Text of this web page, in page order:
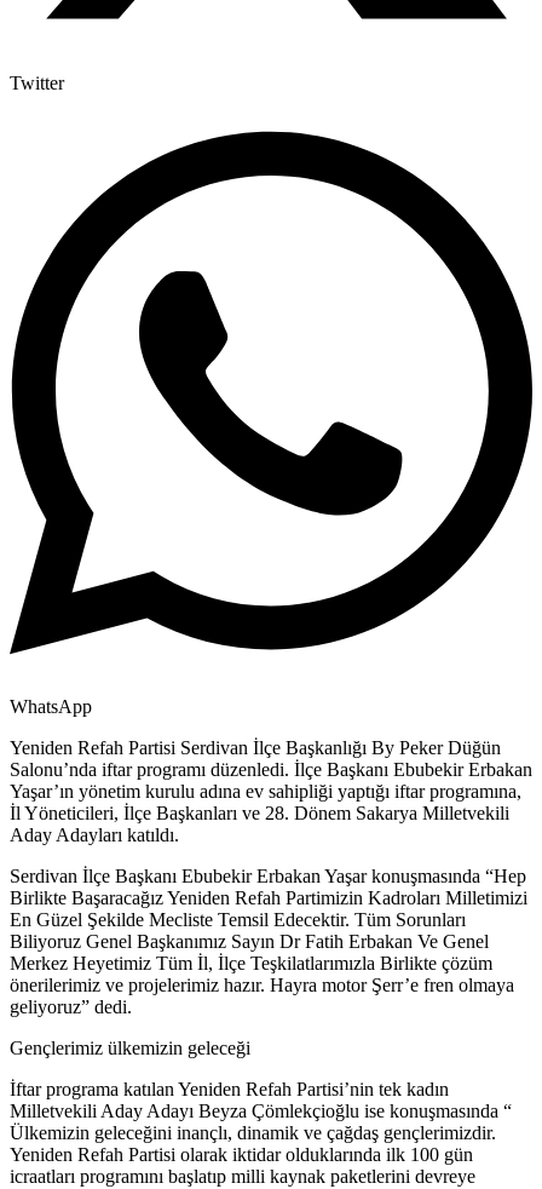
Twitter
WhatsApp
Yeniden Refah Partisi Serdivan İlçe Başkanlığı By Peker Düğün
Salonu’nda iftar programı düzenledi. İlçe Başkanı Ebubekir Erbakan
Yaşar’ın yönetim kurulu adına ev sahipliği yaptığı iftar programına,
İl Yöneticileri, İlçe Başkanları ve 28. Dönem Sakarya Milletvekili
Aday Adayları katıldı.
Serdivan İlçe Başkanı Ebubekir Erbakan Yaşar konuşmasında “Hep
Birlikte Başaracağız Yeniden Refah Partimizin Kadroları Milletimizi
En Güzel Şekilde Mecliste Temsil Edecektir. Tüm Sorunları
Biliyoruz Genel Başkanımız Sayın Dr Fatih Erbakan Ve Genel
Merkez Heyetimiz Tüm İl, İlçe Teşkilatlarımızla Birlikte çözüm
önerilerimiz ve projelerimiz hazır. Hayra motor Şerr’e fren olmaya
geliyoruz” dedi.
Gençlerimiz ülkemizin geleceği
İftar programa katılan Yeniden Refah Partisi’nin tek kadın
Milletvekili Aday Adayı Beyza Çömlekçioğlu ise konuşmasında “
Ülkemizin geleceğini inançlı, dinamik ve çağdaş gençlerimizdir.
Yeniden Refah Partisi olarak iktidar olduklarında ilk 100 gün
icraatları programını başlatıp milli kaynak paketlerini devreye